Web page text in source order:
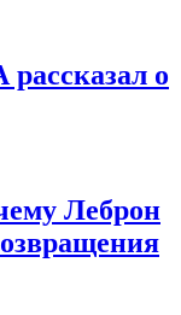
о
Леброн